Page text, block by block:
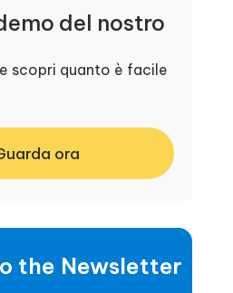
del nostro
scopri quanto è facile
ora
the Newsletter